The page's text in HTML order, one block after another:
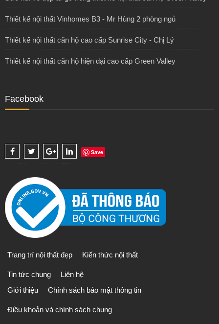
Thiết kế nội thất Vinhomes B3 - Mr Hùng 2 phòng ngủ
Thiết kế nội thất căn hộ cao cấp Sunrise City - Chị Lý
Thiết kế nội thất căn hộ hiện đại cao cấp Green Valley
Facebook
Save
Trang trí nội thất đẹp Kiến thức nội thất
Tin tức chung
Liên hệ
Giới thiệu
Chính sách bảo mật thông tin
Điều khoản và chính sách chung